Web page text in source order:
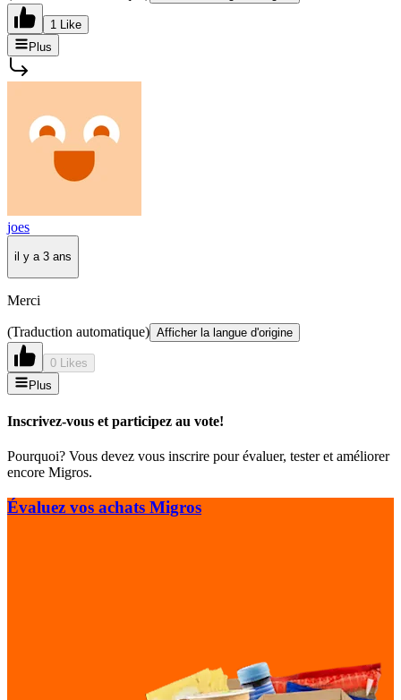
1 Like
Plus
joes
il y a 3 ans
Merci
(Traduction automatique) Afficher la langue d'origine
0 Likes
Plus
Inscrivez-vous et participez au vote!
Pourquoi? Vous devez vous inscrire pour évaluer, tester et améliorer
encore Migros.
Évaluez vos achats Migros